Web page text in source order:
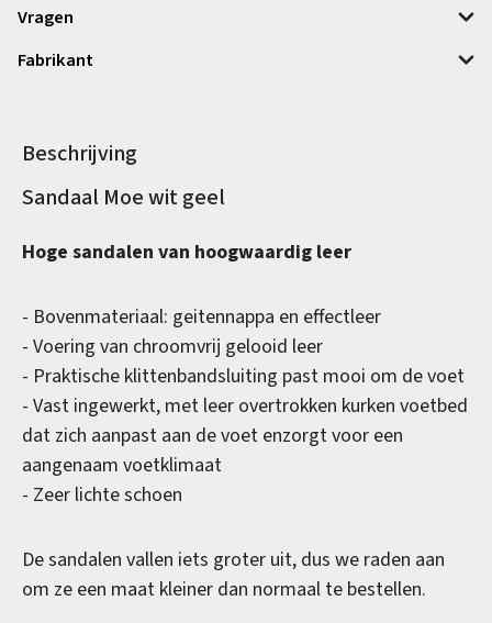
Vragen
Fabrikant
Beschrijving
Productinformatie
Sandaal Moe wit geel
Hoge sandalen van hoogwaardig leer
- Bovenmateriaal: geitennappa en effectleer
- Voering van chroomvrij gelooid leer
- Praktische klittenbandsluiting past mooi om de voet
- Vast ingewerkt, met leer overtrokken kurken voetbed
dat zich aanpast aan de voet enzorgt voor een
aangenaam voetklimaat
- Zeer lichte schoen
De sandalen vallen iets groter uit, dus we raden aan
om ze een maat kleiner dan normaal te bestellen.